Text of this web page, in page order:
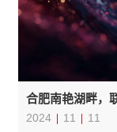
合肥南艳湖畔，
2024 11 11